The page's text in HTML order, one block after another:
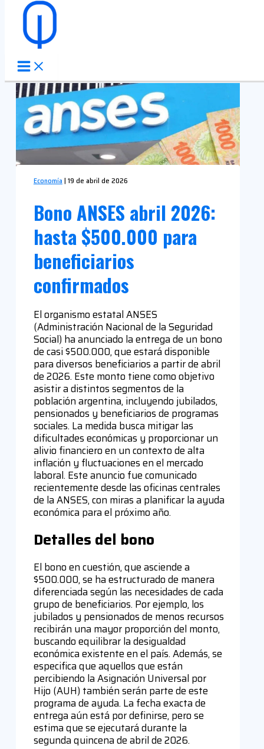
Ir al contenido
Economía | 19 de abril de 2026
Bono ANSES abril 2026:
hasta $500.000 para
beneficiarios
confirmados
El organismo estatal ANSES
(Administración Nacional de la Seguridad
Social) ha anunciado la entrega de un bono
de casi $500.000, que estará disponible
para diversos beneficiarios a partir de abril
de 2026. Este monto tiene como objetivo
asistir a distintos segmentos de la
población argentina, incluyendo jubilados,
pensionados y beneficiarios de programas
sociales. La medida busca mitigar las
dificultades económicas y proporcionar un
alivio financiero en un contexto de alta
inflación y fluctuaciones en el mercado
laboral. Este anuncio fue comunicado
recientemente desde las oficinas centrales
de la ANSES, con miras a planificar la ayuda
económica para el próximo año.
Detalles del bono
El bono en cuestión, que asciende a
$500.000, se ha estructurado de manera
diferenciada según las necesidades de cada
grupo de beneficiarios. Por ejemplo, los
jubilados y pensionados de menos recursos
recibirán una mayor proporción del monto,
buscando equilibrar la desigualdad
económica existente en el país. Además, se
especifica que aquellos que están
percibiendo la Asignación Universal por
Hijo (AUH) también serán parte de este
programa de ayuda. La fecha exacta de
entrega aún está por definirse, pero se
estima que se ejecutará durante la
segunda quincena de abril de 2026.